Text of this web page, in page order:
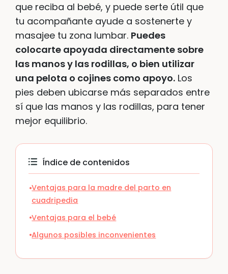
que reciba al bebé, y puede serte útil que
tu acompañante ayude a sostenerte y
masajee tu zona lumbar. Puedes
colocarte apoyada directamente sobre
las manos y las rodillas, o bien utilizar
una pelota o cojines como apoyo. Los
pies deben ubicarse más separados entre
sí que las manos y las rodillas, para tener
mejor equilibrio.
Índice de contenidos
Ventajas para la madre del parto en
cuadripedia
Ventajas para el bebé
Algunos posibles inconvenientes